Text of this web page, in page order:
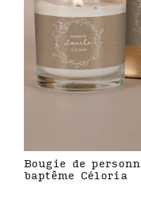
Bougie de
baptême Céloria